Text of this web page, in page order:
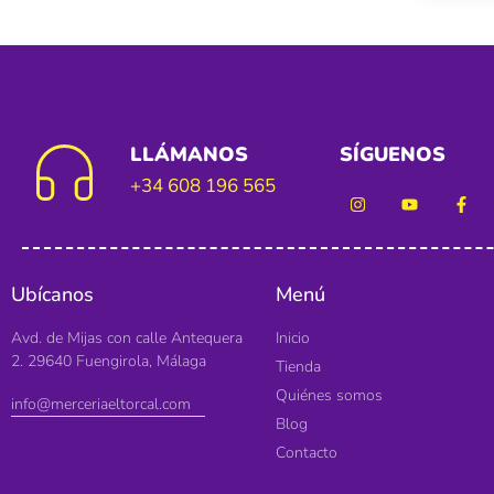
LLÁMANOS
+34 608 196 565
SÍGUENOS
Ubícanos
Avd. de Mijas con calle Antequera
2. 29640 Fuengirola, Málaga
info@merceriaeltorcal.com
Menú
Inicio
Tienda
Quiénes somos
Blog
Contacto